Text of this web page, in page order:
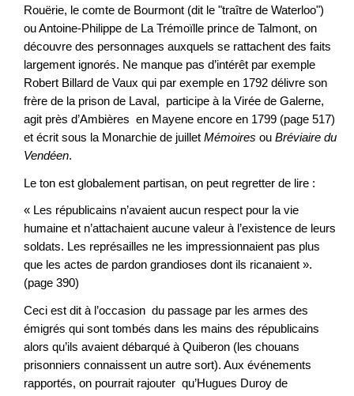
Rouërie, le comte de Bourmont (dit le "traître de Waterloo")
ou Antoine-Philippe de La Trémoïlle prince de Talmont, on
découvre des personnages auxquels se rattachent des faits
largement ignorés. Ne manque pas d’intérêt par exemple
Robert Billard de Vaux qui par exemple en 1792 délivre son
frère de la prison de Laval, participe à la Virée de Galerne,
agit près d’Ambières en Mayene encore en 1799 (page 517)
et écrit sous la Monarchie de juillet Mémoires ou Bréviaire du
Vendéen.
Le ton est globalement partisan, on peut regretter de lire :
« Les républicains n’avaient aucun respect pour la vie
humaine et n’attachaient aucune valeur à l’existence de leurs
soldats. Les représailles ne les impressionnaient pas plus
que les actes de pardon grandioses dont ils ricanaient ».
(page 390)
Ceci est dit à l’occasion du passage par les armes des
émigrés qui sont tombés dans les mains des républicains
alors qu’ils avaient débarqué à Quiberon (les chouans
prisonniers connaissent un autre sort). Aux événements
rapportés, on pourrait rajouter qu’Hugues Duroy de